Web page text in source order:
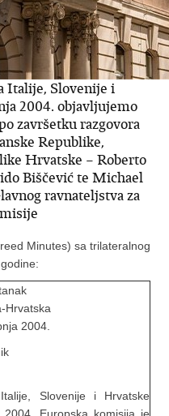
Italije, Slovenije i
2004. objavljujemo
završetku razgovora
Republike,
Hrvatske – Roberto
Biščević te Michael
ravnateljstva za
Minutes) sa trilateralnog
Hrvatska
2004.
Slovenije i Hrvatske
Europska komisija je